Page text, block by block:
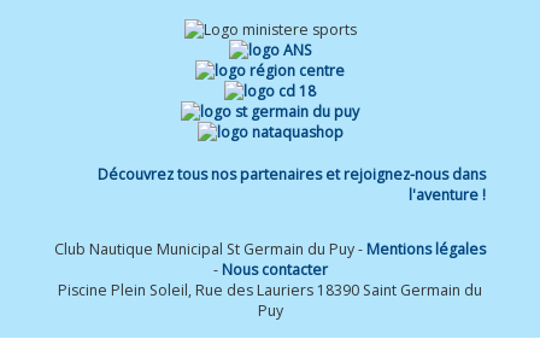
Découvrez tous nos partenaires et rejoignez-nous dans
l'aventure !
Club Nautique Municipal St Germain du Puy - Mentions légales
- Nous contacter
Piscine Plein Soleil, Rue des Lauriers 18390 Saint Germain du
Puy